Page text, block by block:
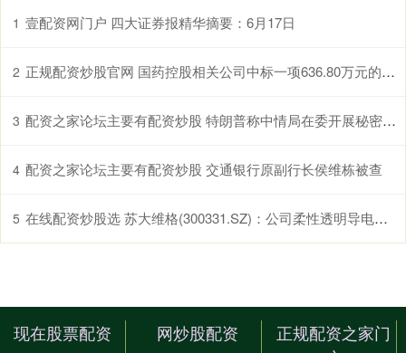
1 壹配资网门户 四大证券报精华摘要：6月17日
2 正规配资炒股官网 国药控股相关公司中标一项636.80万元的项目
3 配资之家论坛主要有配资炒股 特朗普称中情局在委开展秘密行动 局势恐升级
4 配资之家论坛主要有配资炒股 交通银行原副行长侯维栋被查
5 在线配资炒股选 苏大维格(300331.SZ)：公司柔性透明导电材料现阶段主要量产应用为中大尺寸电容触控产品
现在股票配资 网炒股配资
正规配资之家门